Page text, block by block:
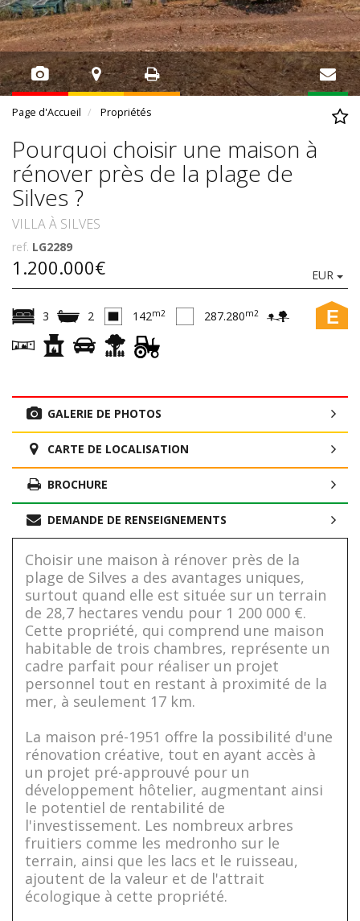
Page d'Accueil Propriétés
Pourquoi choisir une maison à
rénover près de la plage de
Silves ?
VILLA À SILVES
ref. LG2289
1.200.000€ EUR
E
3 2 142m2 287.280m2
GALERIE DE PHOTOS
CARTE DE LOCALISATION
BROCHURE
DEMANDE DE RENSEIGNEMENTS
Choisir une maison à rénover près de la
plage de Silves a des avantages uniques,
surtout quand elle est située sur un terrain
de 28,7 hectares vendu pour 1 200 000 €.
Cette propriété, qui comprend une maison
habitable de trois chambres, représente un
cadre parfait pour réaliser un projet
personnel tout en restant à proximité de la
mer, à seulement 17 km.
La maison pré-1951 offre la possibilité d'une
rénovation créative, tout en ayant accès à
un projet pré-approuvé pour un
développement hôtelier, augmentant ainsi
le potentiel de rentabilité de
l'investissement. Les nombreux arbres
fruitiers comme les medronho sur le
terrain, ainsi que les lacs et le ruisseau,
ajoutent de la valeur et de l'attrait
écologique à cette propriété.